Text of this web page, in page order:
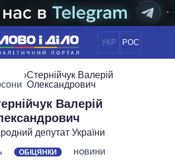
УКР РОС
НОВИНИ
ПОЛІТИКА
ЕКОНОМІКА
СУСПІЛЬСТВО
СВІТ
ОБIЦЯНКИ
ПОЛIТИКИ
ІНФОГРАФІКА
›Стернійчук Валерій
Олександрович
Валерій
депутат України
ОБІЦЯНКИ НОВИНИ